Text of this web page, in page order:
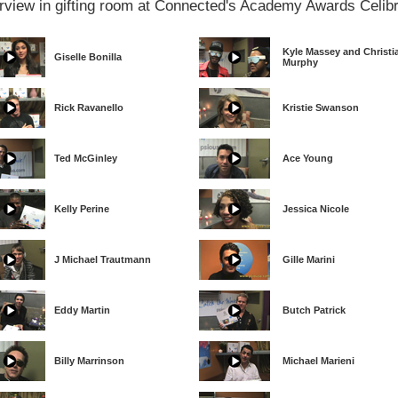
in gifting room at Connected's Academy Awards
Giselle Bonilla
Kyle Massey and
Murphy
Rick Ravanello Kristie Swanson
Ted McGinley Ace Young
Kelly Perine Jessica Nicole
J Michael Trautmann Gille Marini
Eddy Martin Butch Patrick
Billy Marrinson Michael Marieni